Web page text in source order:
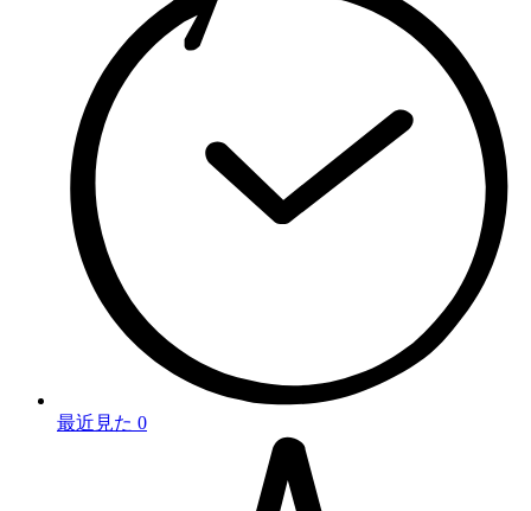
最近見た 0